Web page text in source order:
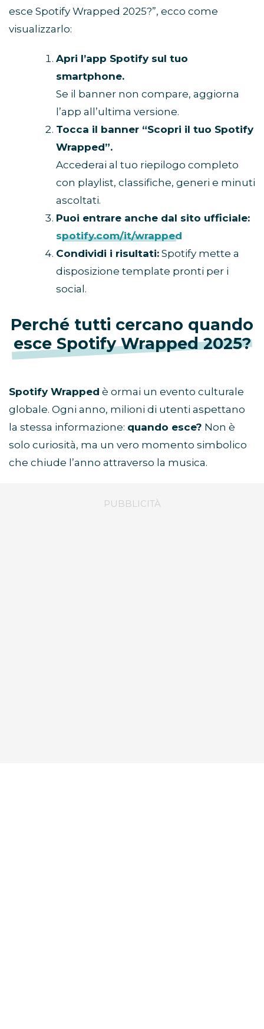
esce Spotify Wrapped 2025?”, ecco come
visualizzarlo:
Apri l’app Spotify sul tuo
smartphone.
Se il banner non compare, aggiorna
l’app all’ultima versione.
Tocca il banner “Scopri il tuo Spotify
Wrapped”.
Accederai al tuo riepilogo completo
con playlist, classifiche, generi e minuti
ascoltati.
Puoi entrare anche dal sito ufficiale:
spotify.com/it/wrapped
Condividi i risultati: Spotify mette a
disposizione template pronti per i
social.
Perché tutti cercano quando
esce Spotify Wrapped 2025?
Spotify Wrapped è ormai un evento culturale
globale. Ogni anno, milioni di utenti aspettano
la stessa informazione: quando esce? Non è
solo curiosità, ma un vero momento simbolico
che chiude l’anno attraverso la musica.